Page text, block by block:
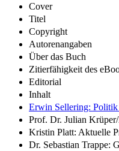
Cover
Titel
Copyright
Autorenangaben
Über das Buch
Zitierfähigkeit des
Editorial
Inhalt
Erwin Sellering: Politik
Prof. Dr. Julian
Kristin Platt: Aktuelle
Dr. Sebastian Trappe: